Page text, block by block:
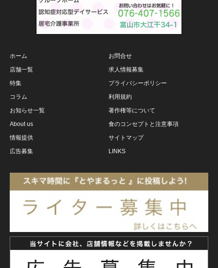
ホーム
店舗一覧
特集
コラム
お知らせ一覧
About us
情報提供
広告募集
お問合せ
求人情報募集
プライバシーポリシー
利用規約
著作権等について
食のコンセプトと注意事項
サイトマップ
LINKS